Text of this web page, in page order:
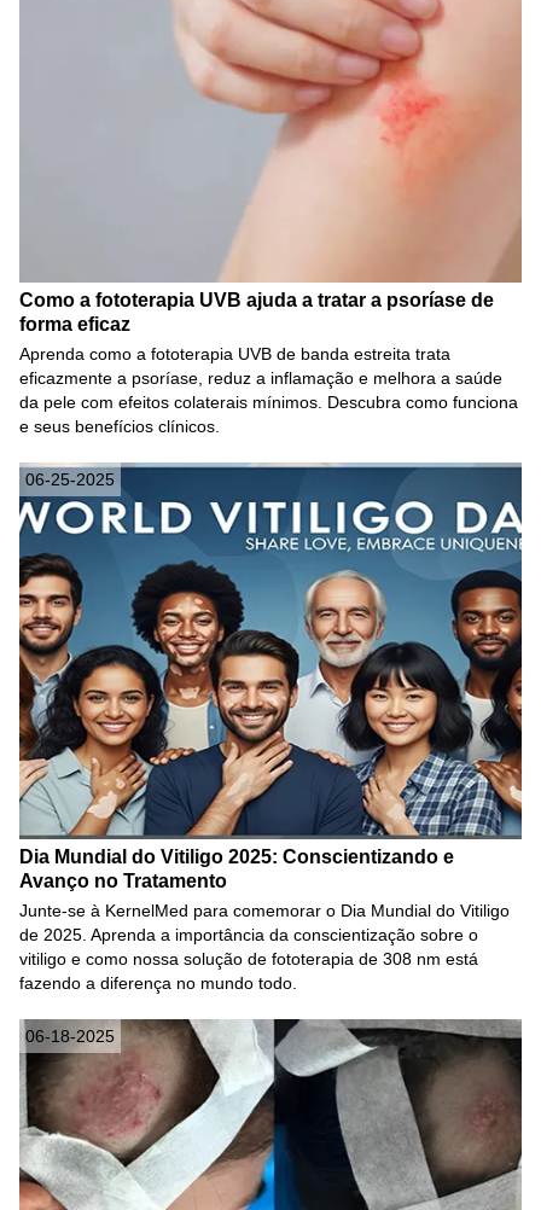
Como a fototerapia UVB ajuda a tratar a psoríase de
forma eficaz
Aprenda como a fototerapia UVB de banda estreita trata
eficazmente a psoríase, reduz a inflamação e melhora a saúde
da pele com efeitos colaterais mínimos. Descubra como funciona
e seus benefícios clínicos.
06-25-2025
Dia Mundial do Vitiligo 2025: Conscientizando e
Avanço no Tratamento
Junte-se à KernelMed para comemorar o Dia Mundial do Vitiligo
de 2025. Aprenda a importância da conscientização sobre o
vitiligo e como nossa solução de fototerapia de 308 nm está
fazendo a diferença no mundo todo.
06-18-2025